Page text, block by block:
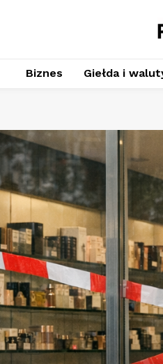
Biznes Giełda i